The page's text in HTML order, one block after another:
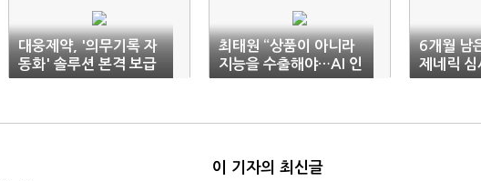
대웅제약, '의무기록 자
동화' 솔루션 본격 보급
최태원 “상품이 아니라
지능을 수출해야…AI 인
프라 시급”
6개월 남
제네릭 심
이 기자의 최신글